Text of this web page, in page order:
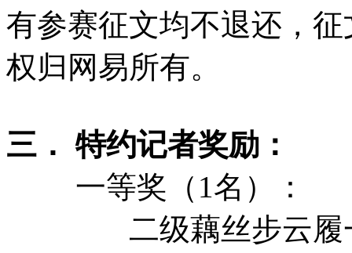
有参赛征文均不退还，
权归网易所有。
三． 特约记者奖励：
一等奖（1名）：
二级藕丝步云